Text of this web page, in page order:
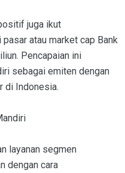
juga ikut
atau market cap Bank
Pencapaian ini
sebagai emiten dengan
di Indonesia.
layanan segmen
dengan cara